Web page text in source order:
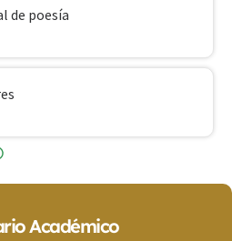
de poesía
Académico